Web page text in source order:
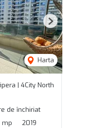
Harta
Next
| 4City North
de închiriat
mp 2019